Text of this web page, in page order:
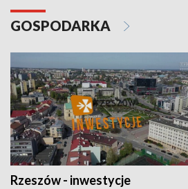
GOSPODARKA
Rzeszów - inwestycje